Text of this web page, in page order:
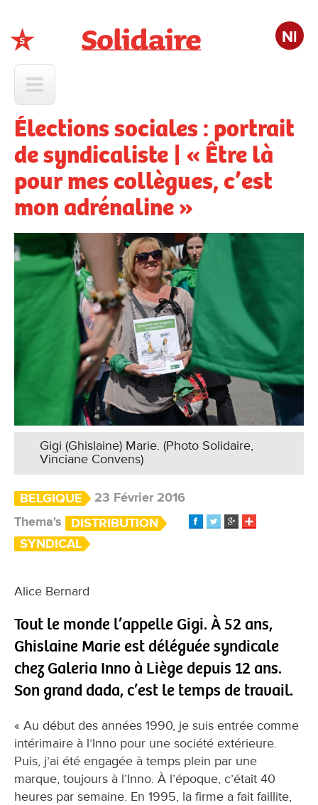
Nl
Élections sociales : portrait
de syndicaliste | « Être là
pour mes collègues, c’est
mon adrénaline »
Gigi (Ghislaine) Marie. (Photo Solidaire,
Vinciane Convens)
BELGIQUE
23 Février 2016
Thema's
DISTRIBUTION
SYNDICAL
​Alice Bernard
Tout le monde l’appelle Gigi. À 52 ans,
Ghislaine Marie est déléguée syndicale
chez Galeria Inno à Liège depuis 12 ans.
Son grand dada, c’est le temps de travail.
« Au début des années 1990, je suis entrée comme
intérimaire à l’Inno pour une société extérieure.
Puis, j’ai été engagée à temps plein par une
marque, toujours à l’Inno. À l’époque, c’était 40
heures par semaine. En 1995, la firme a fait faillite,